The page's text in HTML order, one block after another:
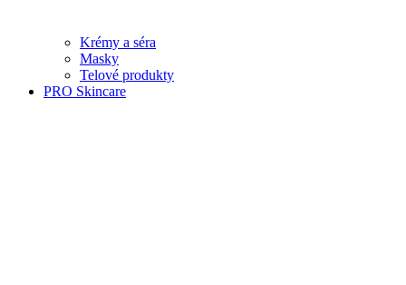
Krémy a séra
Masky
Telové produkty
PRO Skincare